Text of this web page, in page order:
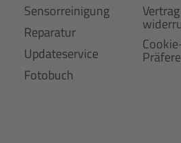
Sensorreinigung
Reparatur
Updateservice
Fotobuch
Vertrag